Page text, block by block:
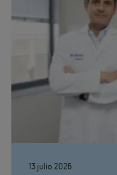
13 julio 2026